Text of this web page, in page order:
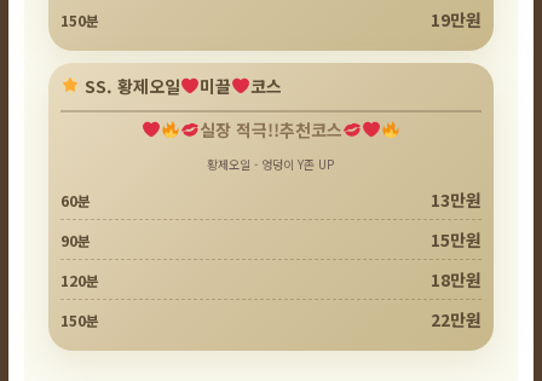
150분 19만원
SS. 황제오일 미끌
코스
실장 적극!!추천코스
황제오일 - 엉덩이 Y존 UP
60분 13만원
90분 15만원
120분 18만원
150분 22만원